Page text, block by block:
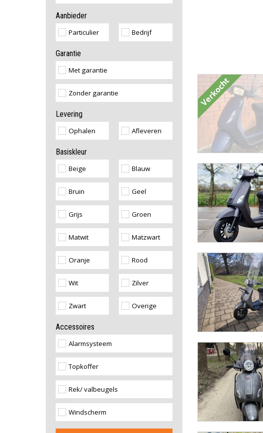
Aanbieder
Particulier Bedrijf
Garantie
Met garantie
Zonder garantie
Levering
Ophalen Afleveren
Basiskleur
Beige Blauw
Bruin Geel
Grijs Groen
Matwit Matzwart
Oranje Rood
Wit Zilver
Zwart Overige
Accessoires
Alarmsysteem
Topkoffer
Rek/ valbeugels
Windscherm
Verkocht